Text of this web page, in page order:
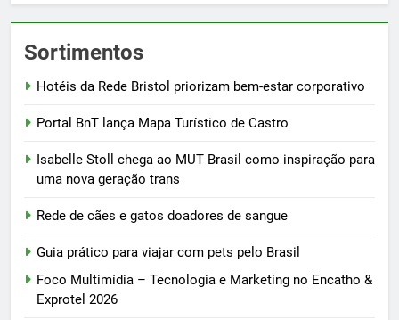
Sortimentos
Hotéis da Rede Bristol priorizam bem-estar corporativo
Portal BnT lança Mapa Turístico de Castro
Isabelle Stoll chega ao MUT Brasil como inspiração para
uma nova geração trans
Rede de cães e gatos doadores de sangue
Guia prático para viajar com pets pelo Brasil
Foco Multimídia – Tecnologia e Marketing no Encatho &
Exprotel 2026